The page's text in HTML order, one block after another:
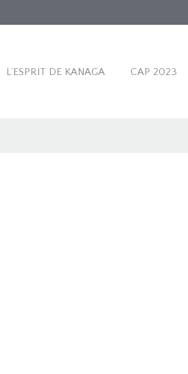
L’ESPRIT DE KANAGA CAP 2023